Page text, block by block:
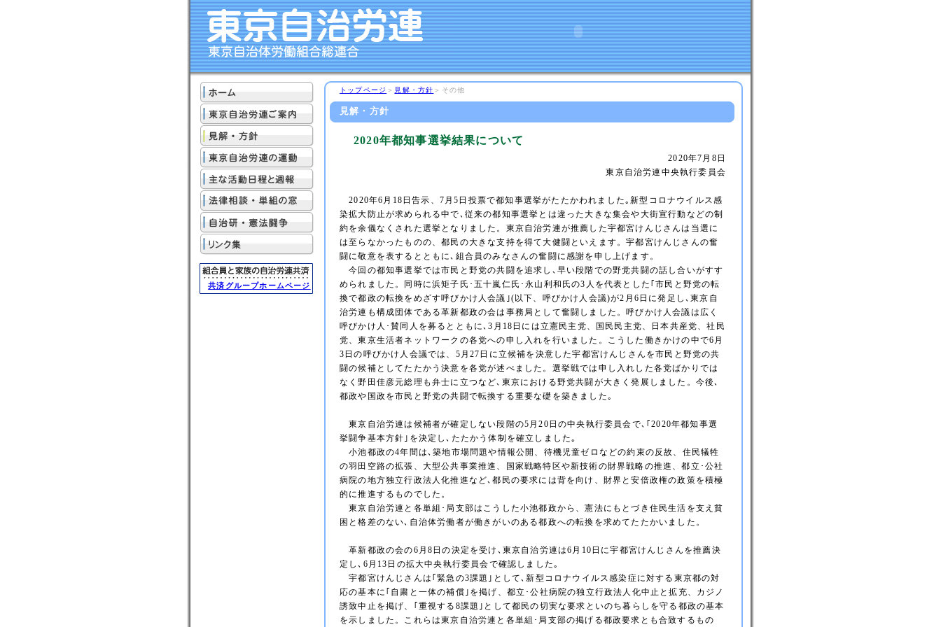
共済グループホームページ
トップページ ＞ 見解・方針 ＞その他
見解・方針
2020年都知事選挙結果について
2020年7月8日
東京自治労連中央執行委員会
2020年6月18日告示、7月5日投票で都知事選挙がたたかわれました｡新型コロナウイルス感
染拡大防止が求められる中で､従来の都知事選挙とは違った大きな集会や大街宣行動などの制
約を余儀なくされた選挙となりました。東京自治労連が推薦した宇都宮けんじさんは当選に
は至らなかったものの、都民の大きな支持を得て大健闘といえます。宇都宮けんじさんの奮
闘に敬意を表するとともに､組合員のみなさんの奮闘に感謝を申し上げます。
今回の都知事選挙では市民と野党の共闘を追求し､早い段階での野党共闘の話し合いがすす
められました。同時に浜矩子氏･五十嵐仁氏･永山利和氏の3人を代表とした｢市民と野党の転
換で都政の転換をめざす呼びかけ人会議｣(以下、呼びかけ人会議)が2月6日に発足し､東京自
治労連も構成団体である革新都政の会は事務局として奮闘しました。呼びかけ人会議は広く
呼びかけ人･賛同人を募るとともに､3月18日には立憲民主党、国民民主党、日本共産党、社民
党、東京生活者ネットワークの各党への申し入れを行いました。こうした働きかけの中で6月
3日の呼びかけ人会議では、5月27日に立候補を決意した宇都宮けんじさんを市民と野党の共
闘の候補としてたたかう決意を各党が述べました。選挙戦では申し入れした各党ばかりでは
なく野田佳彦元総理も弁士に立つなど､東京における野党共闘が大きく発展しました。今後､
都政や国政を市民と野党の共闘で転換する重要な礎を築きました｡
東京自治労連は候補者が確定しない段階の5月20日の中央執行委員会で､｢2020年都知事選
挙闘争基本方針｣を決定し､たたかう体制を確立しました｡
小池都政の4年間は､築地市場問題や情報公開、待機児童ゼロなどの約束の反故、住民犠牲
の羽田空路の拡張、大型公共事業推進、国家戦略特区や新技術の財界戦略の推進、都立･公社
病院の地方独立行政法人化推進など､都民の要求には背を向け、財界と安倍政権の政策を積極
的に推進するものでした。
東京自治労連と各単組･局支部はこうした小池都政から、憲法にもとづき住民生活を支え貧
困と格差のない､自治体労働者が働きがいのある都政への転換を求めてたたかいました。
革新都政の会の6月8日の決定を受け､東京自治労連は6月10日に宇都宮けんじさんを推薦決
定し､6月13日の拡大中央執行委員会で確認しました｡
宇都宮けんじさんは｢緊急の3課題｣として､新型コロナウイルス感染症に対する東京都の対
応の基本に｢自粛と一体の補償｣を掲げ、都立･公社病院の独立行政法人化中止と拡充、カジノ
誘致中止を掲げ、｢重視する8課題｣として都民の切実な要求といのち暮らしを守る都政の基本
を示しました。これらは東京自治労連と各単組･局支部の掲げる都政要求とも合致するもの